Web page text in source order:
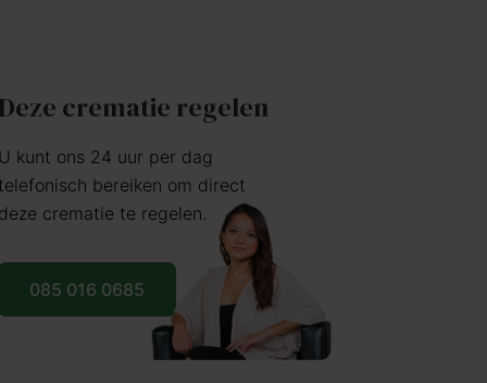
crematie regelen
kunt ons 24 uur per dag
bereiken om direct
crematie te regelen.
085 016 0685